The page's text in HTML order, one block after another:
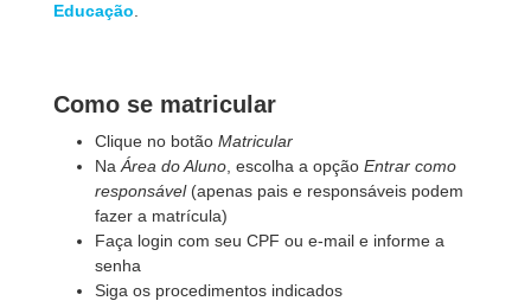
Educação
Como se matricular
Clique no botão Matricular
Na Área do Aluno , escolha a opção Entrar como
responsável(apenas pais e responsáveis podem
fazer a matrícula)
Faça login com seu CPF ou e-mail e informe a
senha
Siga os procedimentos indicados